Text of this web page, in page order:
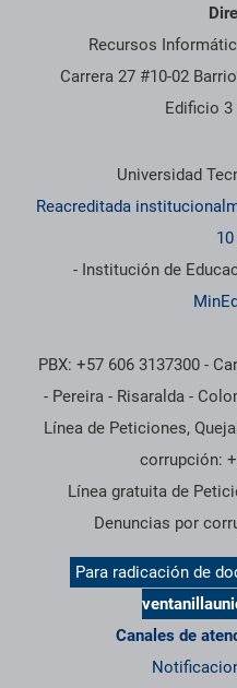
Recursos
Carrera 27 #10-02
Edificio 3
Información
Universidad
Reacreditada
- Institución de
PBX: +57 606 3137300 -
- Pereira - Risaralda -
Línea de Peticiones,
corrupción:
Línea gratuita de
Denuncias por
Para radicación de
Canales de